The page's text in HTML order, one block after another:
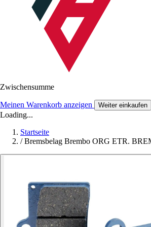
Zwischensumme
Meinen Warenkorb anzeigen Weiter einkaufen
Loading...
Startseite
/ Bremsbelag Brembo ORG ETR.